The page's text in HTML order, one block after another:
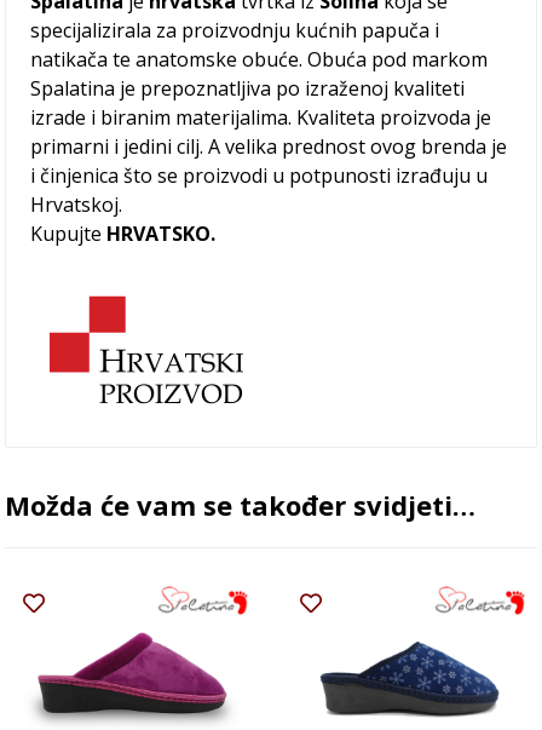
specijalizirala za proizvodnju kućnih papuča i
natikača te anatomske obuće. Obuća pod markom
Spalatina je prepoznatljiva po izraženoj kvaliteti
izrade i biranim materijalima. Kvaliteta proizvoda je
primarni i jedini cilj. A velika prednost ovog brenda je
i činjenica što se proizvodi u potpunosti izrađuju u
Hrvatskoj.
Kupujte HRVATSKO.
Možda će vam se također svidjeti…